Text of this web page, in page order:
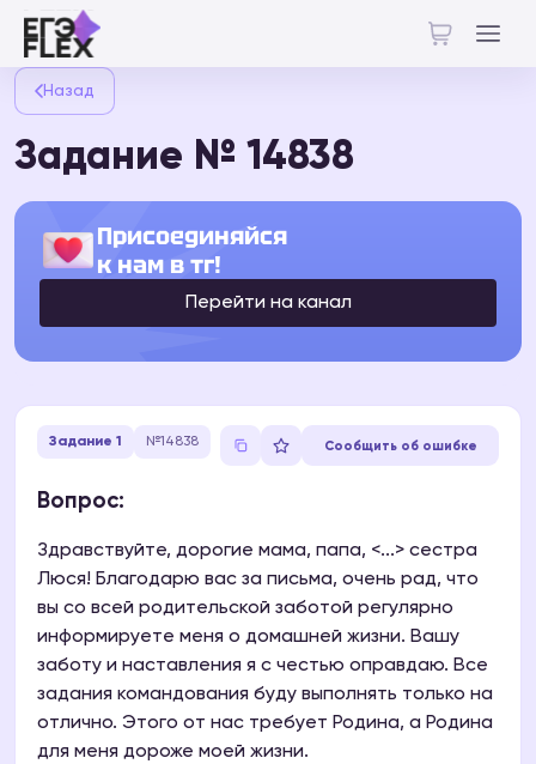
Назад
Задание № 14838
Присоединяйся
к нам в тг!
Перейти на канал
Задание 1 №14838 Сообщить об ошибке
Вопрос:
Здравствуйте, дорогие мама, папа, <...> сестра
Люся! Благодарю вас за письма, очень рад, что
вы со всей родительской заботой регулярно
информируете меня о домашней жизни. Вашу
заботу и наставления я с честью оправдаю. Все
задания командования буду выполнять только на
отлично. Этого от нас требует Родина, а Родина
для меня дороже моей жизни.